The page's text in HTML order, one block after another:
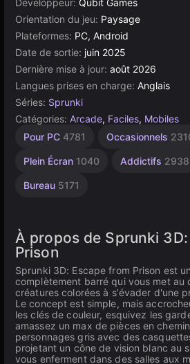
Développeur: Qubit Games
Orientation du jeu: Paysage
Plateformes: PC, Android
Date de sortie: juin 2025
Dernière mise à jour: août 2026
Langues prises en charge: Anglais
Séries: Sprunki
Catégories: Arcade, Faciles, Mobiles
Pour PC 4781 Occasionnels
Plein Écran 1040 Addictifs 2938
Bureau 5171
Haute
3569
Simples
Navigateur
Defold
À propos de Sprunki
Prison
Sprunki 3D: Escape from Prison est
complètement barré qui vous met
créatures colorées à s'évader d'une
Le concept est simple, mais
les clés de couleur, esquivez les
amassez un max de pièces en
personnages gris avec des
projetant un cône de vision blanc au
vous enferment dans des salles aux